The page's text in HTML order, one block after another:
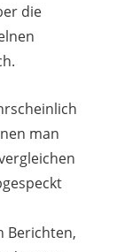
die
man
Berichten,